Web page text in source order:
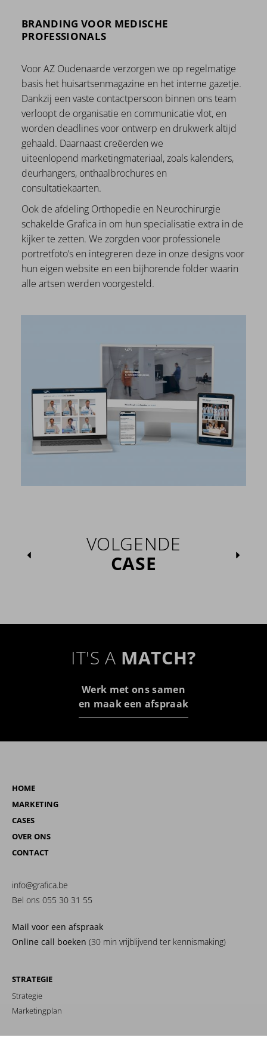
BRANDING VOOR MEDISCHE
PROFESSIONALS
Voor AZ Oudenaarde verzorgen we op regelmatige
basis het huisartsenmagazine en het interne gazetje.
Dankzij een vaste contactpersoon binnen ons team
verloopt de organisatie en communicatie vlot, en
worden deadlines voor ontwerp en drukwerk altijd
gehaald. Daarnaast creëerden we
uiteenlopend marketingmateriaal, zoals kalenders,
deurhangers, onthaalbrochures en
consultatiekaarten.
Ook de afdeling Orthopedie en Neurochirurgie
schakelde Grafica in om hun specialisatie extra in de
kijker te zetten. We zorgden voor professionele
portretfoto’s en integreren deze in onze designs voor
hun eigen website en een bijhorende folder waarin
alle artsen werden voorgesteld.
VOLGENDE
CASE
IT'S A MATCH?
Werk met ons samen
en maak een afspraak
HOME
MARKETING
CASES
OVER ONS
CONTACT
STRATEGIE
Strategie
Marketingplan
MERKIDENTITEIT
info@grafica.be
Bel ons 055 30 31 55
Mail voor een afspraak
Online call boeken (30 min vrijblijvend ter kennismaking)